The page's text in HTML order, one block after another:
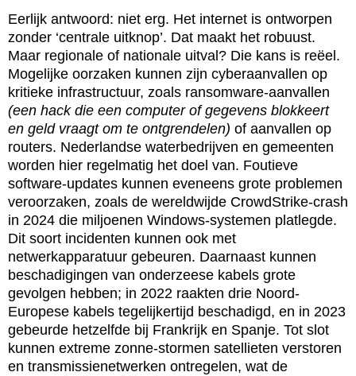
Eerlijk antwoord: niet erg. Het internet is ontworpen
zonder ‘centrale uitknop’. Dat maakt het robuust.
Maar regionale of nationale uitval? Die kans is reëel.
Mogelijke oorzaken kunnen zijn cyberaanvallen op
kritieke infrastructuur, zoals ransomware-aanvallen
(een hack die een computer of gegevens blokkeert
en geld vraagt om te ontgrendelen) of aanvallen op
routers. Nederlandse waterbedrijven en gemeenten
worden hier regelmatig het doel van. Foutieve
software-updates kunnen eveneens grote problemen
veroorzaken, zoals de wereldwijde CrowdStrike-crash
in 2024 die miljoenen Windows-systemen platlegde.
Dit soort incidenten kunnen ook met
netwerkapparatuur gebeuren. Daarnaast kunnen
beschadigingen van onderzeese kabels grote
gevolgen hebben; in 2022 raakten drie Noord-
Europese kabels tegelijkertijd beschadigd, en in 2023
gebeurde hetzelfde bij Frankrijk en Spanje. Tot slot
kunnen extreme zonne-stormen satellieten verstoren
en transmissienetwerken ontregelen, wat de